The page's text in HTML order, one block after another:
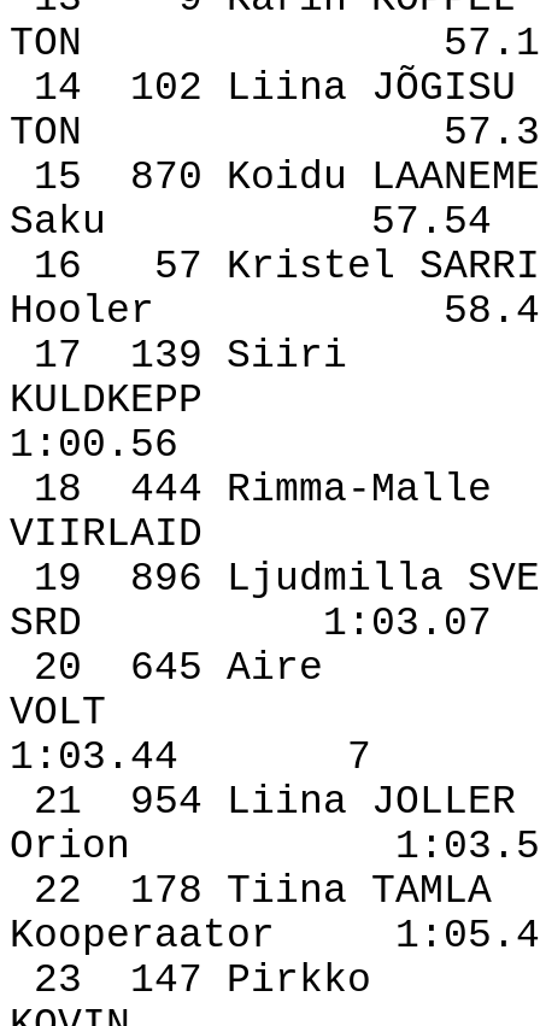
TON
14
102 Liina JÕGISU
TON
15
870 Koidu
Saku
57.54
16
57 Kristel SARRI
Hooler
17
139 Siiri
KULDKEPP
1:00.56
18
444 Rimma-Malle
VIIRLAID
19
896 Ljudmilla
SRD
1:03.07
20
645 Aire
VOLT
1:03.44
7
21
954 Liina JOLLER
Orion
22
178 Tiina TAMLA
Kooperaator
23
147 Pirkko